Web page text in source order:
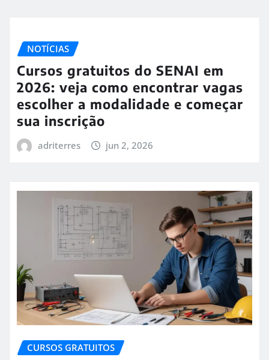
NOTÍCIAS
Cursos gratuitos do SENAI em
2026: veja como encontrar vagas
escolher a modalidade e começar
sua inscrição
adriterres jun 2, 2026
CURSOS GRATUITOS